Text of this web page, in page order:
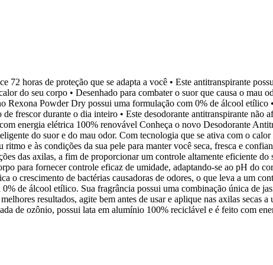
horas de proteção que se adapta a você • Este antitranspirante
do seu corpo • Desenhado para combater o suor que causa o mau
Rexona Powder Dry possui uma formulação com 0% de álcool etílico •
frescor durante o dia inteiro • Este desodorante antitranspirante não
energia elétrica 100% renovável Conheça o novo Desodorante
do suor e do mau odor. Com tecnologia que se ativa com o calor
e às condições da sua pele para manter você seca, fresca e
das axilas, a fim de proporcionar um controle altamente eficiente do
para fornecer controle eficaz de umidade, adaptando-se ao pH do
o crescimento de bactérias causadoras de odores, o que leva a um
de álcool etílico. Sua fragrância possui uma combinação única de
resultados, agite bem antes de usar e aplique nas axilas secas a
de ozônio, possui lata em alumínio 100% reciclável e é feito com